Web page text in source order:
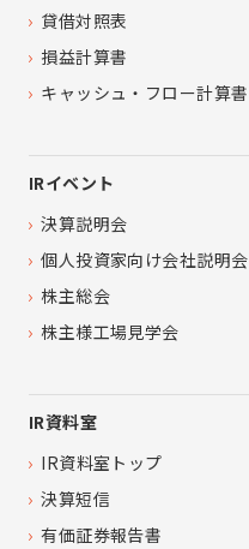
貸借対照表
損益計算書
キャッシュ・フロー計算書
IRイベント
決算説明会
個人投資家向け会社説明会
株主総会
株主様工場見学会
IR資料室
IR資料室トップ
決算短信
有価証券報告書